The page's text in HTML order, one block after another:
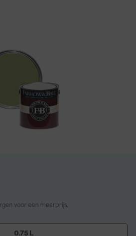
voor een meerprijs.
0.75 L